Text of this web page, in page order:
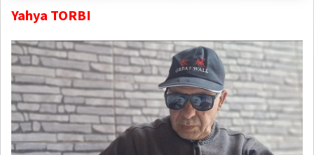
Yahya TORBI